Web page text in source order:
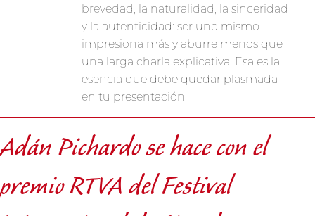
brevedad, la naturalidad, la sinceridad
y la autenticidad: ser uno mismo
impresiona más y aburre menos que
una larga charla explicativa. Esa es la
esencia que debe quedar plasmada
en tu presentación.
Adán Pichardo se hace con el
premio RTVA del Festival